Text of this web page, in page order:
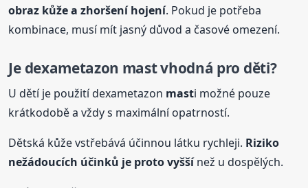
obraz kůže a zhoršení hojení. Pokud je potřeba
kombinace, musí mít jasný důvod a časové omezení.
Je dexametazon mastvhodná pro děti?
U dětí je použití dexametazon masti možné pouze
krátkodobě a vždy s maximální opatrností.
Dětská kůže vstřebává účinnou látku rychleji. Riziko
nežádoucích účinků je proto vyššínež u dospělých.